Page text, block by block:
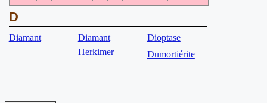
D
Diamant
Diamant
Herkimer
Dioptase
Dumortiérite